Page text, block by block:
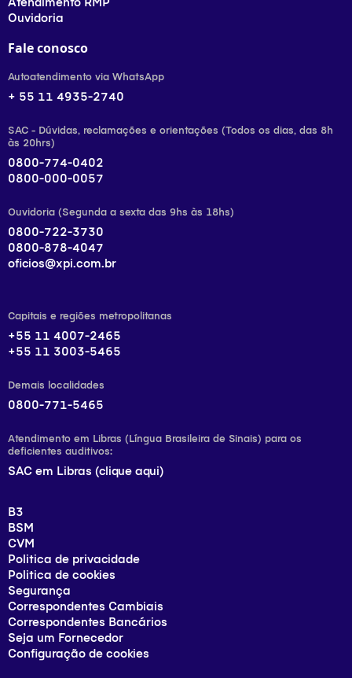
Ouvidoria
Fale conosco
Autoatendimento via WhatsApp
+ 55 11 4935-2740
SAC - Dúvidas, reclamações e orientações (Todos os dias, das 8h
às 20hrs)
0800-774-0402
0800-000-0057
Ouvidoria (Segunda a sexta das 9hs às 18hs)
0800-722-3730
0800-878-4047
oficios@xpi.com.br
Capitais e regiões metropolitanas
+55 11 4007-2465
+55 11 3003-5465
Demais localidades
0800-771-5465
Atendimento em Libras (Língua Brasileira de Sinais) para os
deficientes auditivos:
SAC em Libras (clique aqui)
B3
BSM
CVM
Politica de privacidade
Politica de cookies
Segurança
Correspondentes Cambiais
Correspondentes Bancários
Seja um Fornecedor
Configuração de cookies